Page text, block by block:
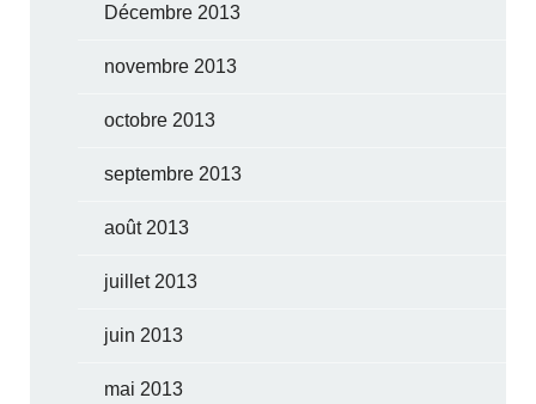
Décembre 2013
novembre 2013
octobre 2013
septembre 2013
août 2013
juillet 2013
juin 2013
mai 2013